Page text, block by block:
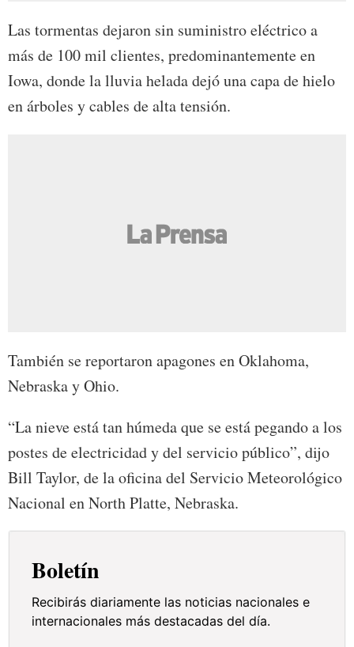
Las tormentas dejaron sin suministro eléctrico a
más de 100 mil clientes, predominantemente en
Iowa, donde la lluvia helada dejó una capa de hielo
en árboles y cables de alta tensión.
También se reportaron apagones en Oklahoma,
Nebraska y Ohio.
“La nieve está tan húmeda que se está pegando a los
postes de electricidad y del servicio público”, dijo
Bill Taylor, de la oficina del Servicio Meteorológico
Nacional en North Platte, Nebraska.
Boletín
Recibirás diariamente las noticias nacionales e
internacionales más destacadas del día.